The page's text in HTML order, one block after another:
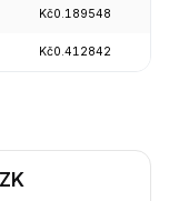
Kč0.189548
Kč0.412842